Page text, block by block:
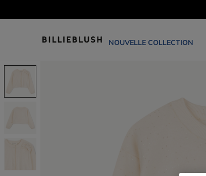
NOUVELLE COLLECTION